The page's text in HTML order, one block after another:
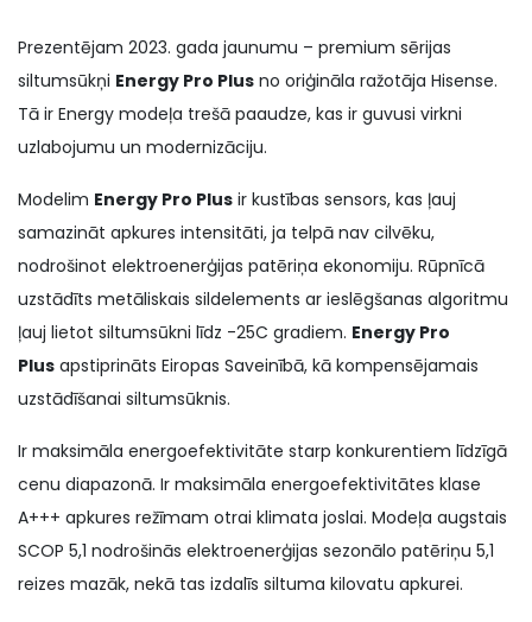
Prezentējam 2023. gada jaunumu – premium sērijas
siltumsūkņi Energy Pro Plus no oriģināla ražotāja Hisense.
Tā ir Energy modeļa trešā paaudze, kas ir guvusi virkni
uzlabojumu un modernizāciju.
Modelim Energy Pro Plus ir kustības sensors, kas ļauj
samazināt apkures intensitāti, ja telpā nav cilvēku,
nodrošinot elektroenerģijas patēriņa ekonomiju. Rūpnīcā
uzstādīts metāliskais sildelements ar ieslēgšanas algoritmu
ļauj lietot siltumsūkni līdz -25C gradiem. Energy Pro
Plus apstiprināts Eiropas Saveinībā, kā kompensējamais
uzstādīšanai siltumsūknis.
Ir maksimāla energoefektivitāte starp konkurentiem līdzīgā
cenu diapazonā. Ir maksimāla energoefektivitātes klase
A+++ apkures režīmam otrai klimata joslai. Modeļa augstais
SCOP 5,1 nodrošinās elektroenerģijas sezonālo patēriņu 5,1
reizes mazāk, nekā tas izdalīs siltuma kilovatu apkurei.